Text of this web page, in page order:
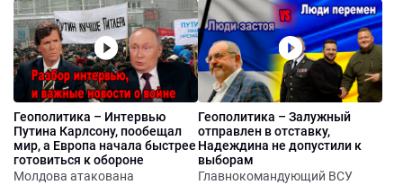
РФ. Мнение о Путине. Что
будет 24-го февраля в
Кишиневе. Обратитесь к
русскоязычным гражданам
Молдовы.
Итоги 19-го Рамштайна.
Страны Балтии готовятся к
вторжению РФ. Путин
открыто копирует Гитлера.
подкрепление. Сенат США
одобрил законопроект о
помощи Украине, что дальше.
Страна наступившего
фашизма, озвучивает
претензии всем соседям.
Геополитика – Интервью
Путина Карлсону, пообещал
мир, а Европа начала быстрее
готовиться к обороне
Молдова атакована
Геополитика – Залужный
отправлен в отставку,
Надеждина не допустили к
выборам
Главнокомандующий ВСУ